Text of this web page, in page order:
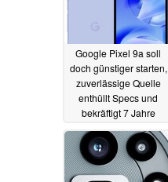
Google Pixel 9a soll
doch günstiger starten,
zuverlässige Quelle
enthüllt Specs und
bekräftigt 7 Jahre
Updates18.02.2025